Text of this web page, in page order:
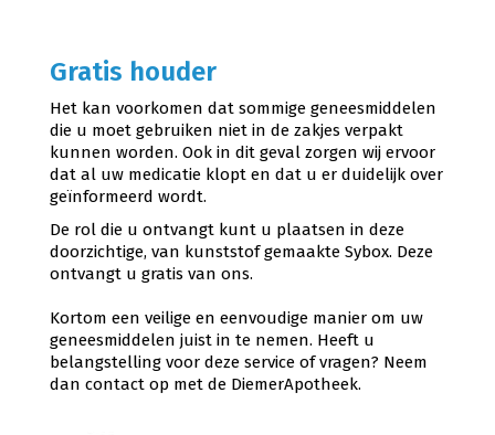
Gratis houder
Het kan voorkomen dat sommige geneesmiddelen
die u moet gebruiken niet in de zakjes verpakt
kunnen worden. Ook in dit geval zorgen wij ervoor
dat al uw medicatie klopt en dat u er duidelijk over
geïnformeerd wordt.
De rol die u ontvangt kunt u plaatsen in deze
doorzichtige, van kunststof gemaakte Sybox. Deze
ontvangt u gratis van ons.
Kortom een veilige en eenvoudige manier om uw
geneesmiddelen juist in te nemen. Heeft u
belangstelling voor deze service of vragen? Neem
dan contact op met de DiemerApotheek.